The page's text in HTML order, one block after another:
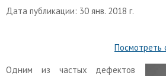
Дата публикации: 30 янв. 2018 г.
Посмотреть
Одним из частых дефектов